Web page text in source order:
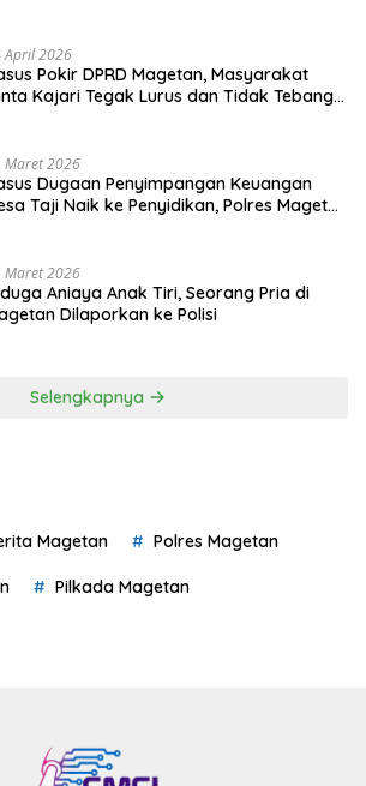
April 2026
Pokir DPRD Magetan, Masyarakat
Kajari Tegak Lurus dan Tidak Tebang
Maret 2026
Dugaan Penyimpangan Keuangan
Taji Naik ke Penyidikan, Polres Magetan
Maret 2026
Aniaya Anak Tiri, Seorang Pria di
Dilaporkan ke Polisi
Selengkapnya
Magetan Polres Magetan
Pilkada Magetan